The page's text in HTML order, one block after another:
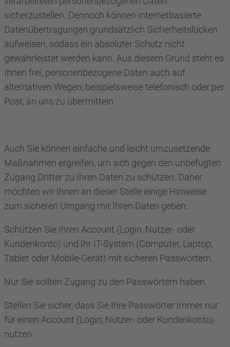
sicherzustellen. Dennoch können internetbasierte
Datenübertragungen grundsätzlich Sicherheitslücken
aufweisen, sodass ein absoluter Schutz nicht
gewährleistet werden kann. Aus diesem Grund steht es
Ihnen frei, personenbezogene Daten auch auf
alternativen Wegen, beispielsweise telefonisch oder per
Post, an uns zu übermitteln.
Auch Sie können einfache und leicht umzusetzende
Maßnahmen ergreifen, um sich gegen den unbefugten
Zugang Dritter zu Ihren Daten zu schützen. Daher
möchten wir Ihnen an dieser Stelle einige Hinweise
zum sicheren Umgang mit Ihren Daten geben:
Schützen Sie Ihren Account (Login, Nutzer- oder
Kundenkonto) und Ihr IT-System (Computer, Laptop,
Tablet oder Mobile-Gerät) mit sicheren Passwörtern.
Nur Sie sollten Zugang zu den Passwörtern haben.
Stellen Sie sicher, dass Sie Ihre Passwörter immer nur
für einen Account (Login, Nutzer- oder Kundenkonto)
nutzen.